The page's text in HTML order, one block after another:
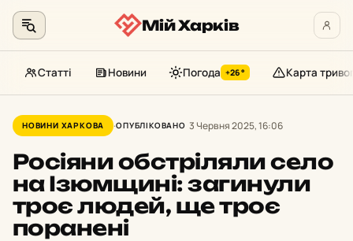
до
контенту
Мій Харків
Статті Новини Погода +26° Карта
НОВИНИ ХАРКОВА ОПУБЛІКОВАНО 3 Червня 2025, 16:06
Росіяни обстріляли село
на Ізюмщині: загинули
троє людей, ще троє
поранені